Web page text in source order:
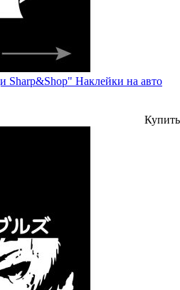
Sharp&Shop" Наклейки на авто
Купить